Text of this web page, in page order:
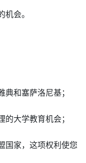
会。
和塞萨洛尼基；
大学教育机会；
国家，这项权利使您